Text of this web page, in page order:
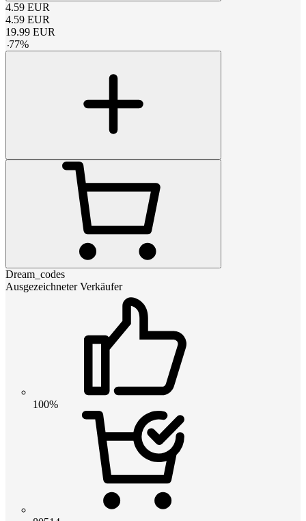
4.59 EUR
4.59 EUR
19.99 EUR
-77%
Dream_codes
Ausgezeichneter Verkäufer
100%